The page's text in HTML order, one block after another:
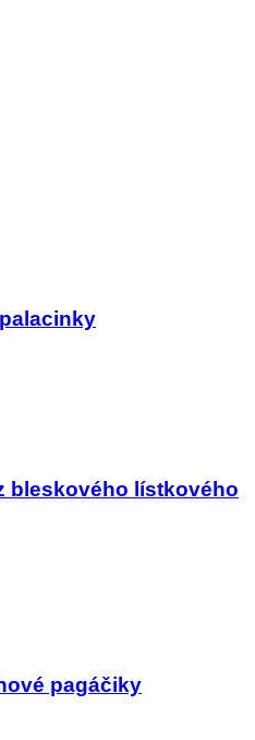
bleskového lístkového
pagáčiky